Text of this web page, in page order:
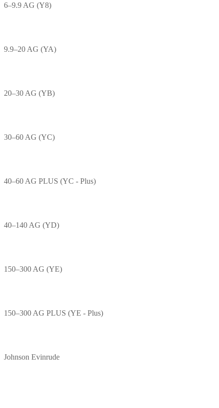
6–9.9 AG (Y8)
9.9–20 AG (YA)
20–30 AG (YB)
30–60 AG (YC)
40–60 AG PLUS (YC - Plus)
40–140 AG (YD)
150–300 AG (YE)
150–300 AG PLUS (YE - Plus)
Johnson Evinrude